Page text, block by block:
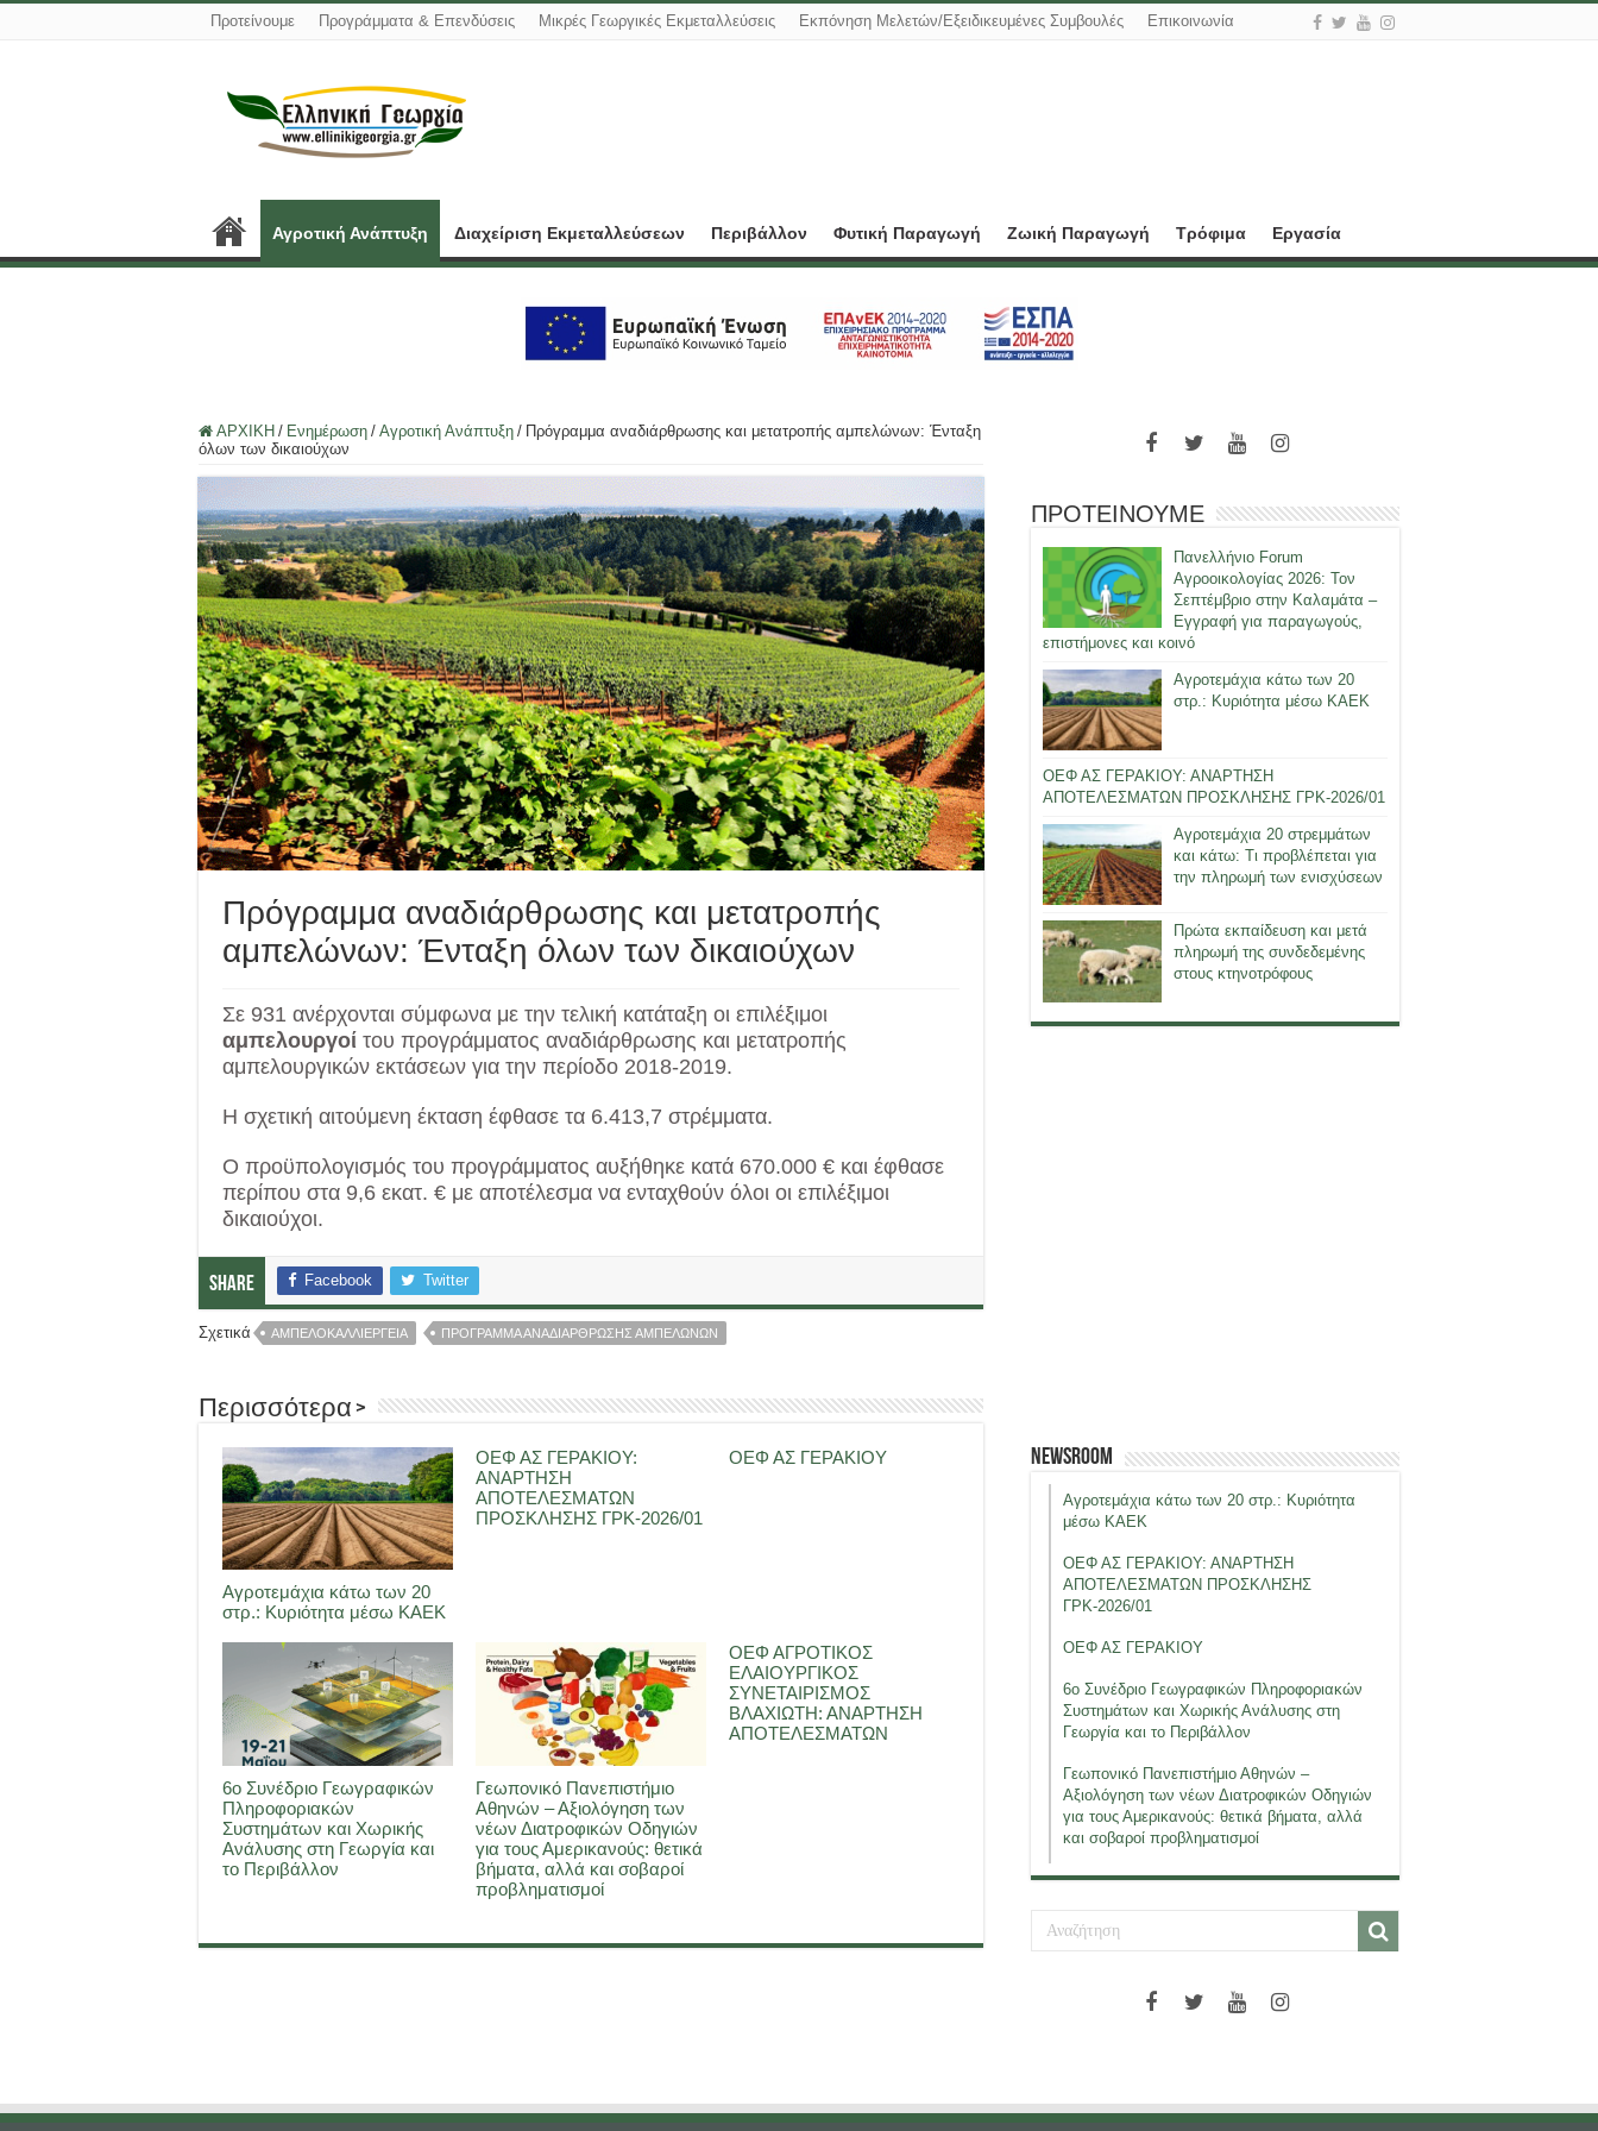
Προτείνουμε Προγράμματα & Επενδύσεις Μικρές Γεωργικές Εκμεταλλεύσεις Εκπόνηση Μελετών/Εξειδικευμένες Συμβουλές Επικοινωνία
Αγροτική Ανάπτυξη Διαχείριση Εκμεταλλεύσεων Περιβάλλον Φυτική Παραγωγή Ζωική Παραγωγή Τρόφιμα Εργασία
ΑΡΧΙΚΗ / Ενημέρωση / Αγροτική Ανάπτυξη / Πρόγραμμα αναδιάρθρωσης και μετατροπής αμπελώνων: Ένταξη
όλων των δικαιούχων
Πρόγραμμα αναδιάρθρωσης και μετατροπής
αμπελώνων: Ένταξη όλων των δικαιούχων
Σε 931 ανέρχονται σύμφωνα με την τελική κατάταξη οι επιλέξιμοι
αμπελουργοί του προγράμματος αναδιάρθρωσης και μετατροπής
αμπελουργικών εκτάσεων για την περίοδο 2018-2019.
Η σχετική αιτούμενη έκταση έφθασε τα 6.413,7 στρέμματα.
Ο προϋπολογισμός του προγράμματος αυξήθηκε κατά 670.000 € και έφθασε
περίπου στα 9,6 εκατ. € με αποτέλεσμα να ενταχθούν όλοι οι επιλέξιμοι
δικαιούχοι.
Share Facebook Twitter
Σχετικά ΑΜΠΕΛΟΚΑΛΛΙΕΡΓΕΙΑ ΠΡΟΓΡΑΜΜΑ ΑΝΑΔΙΑΡΘΡΩΣΗΣ ΑΜΠΕΛΩΝΩΝ
Περισσότερα >
Αγροτεμάχια κάτω των 20
στρ.: Κυριότητα μέσω ΚΑΕΚ
ΟΕΦ ΑΣ ΓΕΡΑΚΙΟΥ:
ΑΝΑΡΤΗΣΗ
ΑΠΟΤΕΛΕΣΜΑΤΩΝ
ΠΡΟΣΚΛΗΣΗΣ ΓΡΚ-2026/01
ΟΕΦ ΑΣ ΓΕΡΑΚΙΟΥ
6ο Συνέδριο Γεωγραφικών
Πληροφοριακών
Συστημάτων και Χωρικής
Ανάλυσης στη Γεωργία και
το Περιβάλλον
Γεωπονικό Πανεπιστήμιο
Αθηνών – Αξιολόγηση των
νέων Διατροφικών Οδηγιών
για τους Αμερικανούς: θετικά
βήματα, αλλά και σοβαροί
προβληματισμοί
ΟΕΦ ΑΓΡΟΤΙΚΟΣ
ΕΛΑΙΟΥΡΓΙΚΟΣ
ΣΥΝΕΤΑΙΡΙΣΜΟΣ
ΒΛΑΧΙΩΤΗ: ΑΝΑΡΤΗΣΗ
ΑΠΟΤΕΛΕΣΜΑΤΩΝ
ΠΡΟΤΕΙΝΟΥΜΕ
Πανελλήνιο Forum
Αγροοικολογίας 2026: Τον
Σεπτέμβριο στην Καλαμάτα –
Εγγραφή για παραγωγούς,
επιστήμονες και κοινό
Αγροτεμάχια κάτω των 20
στρ.: Κυριότητα μέσω ΚΑΕΚ
ΟΕΦ ΑΣ ΓΕΡΑΚΙΟΥ: ΑΝΑΡΤΗΣΗ
ΑΠΟΤΕΛΕΣΜΑΤΩΝ ΠΡΟΣΚΛΗΣΗΣ ΓΡΚ-2026/01
Αγροτεμάχια 20 στρεμμάτων
και κάτω: Τι προβλέπεται για
την πληρωμή των ενισχύσεων
Πρώτα εκπαίδευση και μετά
πληρωμή της συνδεδεμένης
στους κτηνοτρόφους
Newsroom
Αγροτεμάχια κάτω των 20 στρ.: Κυριότητα
μέσω ΚΑΕΚ
ΟΕΦ ΑΣ ΓΕΡΑΚΙΟΥ: ΑΝΑΡΤΗΣΗ
ΑΠΟΤΕΛΕΣΜΑΤΩΝ ΠΡΟΣΚΛΗΣΗΣ
ΓΡΚ-2026/01
ΟΕΦ ΑΣ ΓΕΡΑΚΙΟΥ
6ο Συνέδριο Γεωγραφικών Πληροφοριακών
Συστημάτων και Χωρικής Ανάλυσης στη
Γεωργία και το Περιβάλλον
Γεωπονικό Πανεπιστήμιο Αθηνών –
Αξιολόγηση των νέων Διατροφικών Οδηγιών
για τους Αμερικανούς: θετικά βήματα, αλλά
και σοβαροί προβληματισμοί